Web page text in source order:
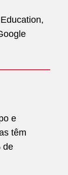
e
têm
de